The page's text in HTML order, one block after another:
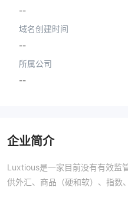
--
域名创建时间
--
所属公司
--
企业简介
Luxtious是一家目前没有有效监
供外汇、商品（硬和软）、指数